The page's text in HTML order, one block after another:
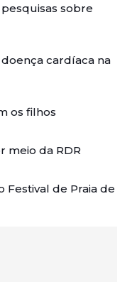
sobre
cardíaca na
os filhos
meio da RDR
Festival de Praia de